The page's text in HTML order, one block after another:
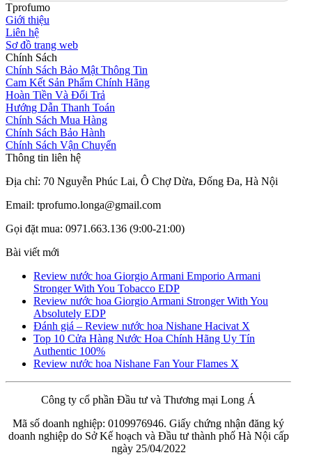
Tprofumo
Giới thiệu
Liên hệ
Sơ đồ trang web
Chính Sách
Chính Sách Bảo Mật Thông Tin
Cam Kết Sản Phẩm Chính Hãng
Hoàn Tiền Và Đổi Trả
Hướng Dẫn Thanh Toán
Chính Sách Mua Hàng
Chính Sách Bảo Hành
Chính Sách Vận Chuyển
Thông tin liên hệ
Địa chỉ: 70 Nguyễn Phúc Lai, Ô Chợ Dừa, Đống Đa, Hà Nội
Email: tprofumo.longa@gmail.com
Gọi đặt mua: 0971.663.136 (9:00-21:00)
Bài viết mới
Review nước hoa Giorgio Armani Emporio Armani
Stronger With You Tobacco EDP
Review nước hoa Giorgio Armani Stronger With You
Absolutely EDP
Đánh giá – Review nước hoa Nishane Hacivat X
Top 10 Cửa Hàng Nước Hoa Chính Hãng Uy Tín
Authentic 100%
Review nước hoa Nishane Fan Your Flames X
Công ty cổ phần Đầu tư và Thương mại Long Á
Mã số doanh nghiệp: 0109976946. Giấy chứng nhận đăng ký
doanh nghiệp do Sở Kế hoạch và Đầu tư thành phố Hà Nội cấp
ngày 25/04/2022